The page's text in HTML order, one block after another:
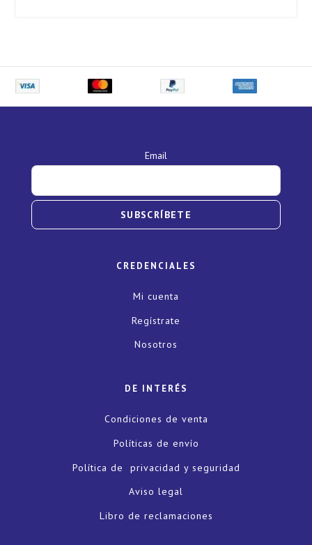
Email
SUBSCRÍBETE
CREDENCIALES
Mi cuenta
Regístrate
Nosotros
DE INTERÉS
Condiciones de venta
Políticas de envío
Política de privacidad y seguridad
Aviso legal
Libro de reclamaciones